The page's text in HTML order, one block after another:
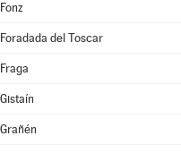
Fonz
Foradada del Toscar
Fraga
Gistaín
Grañén